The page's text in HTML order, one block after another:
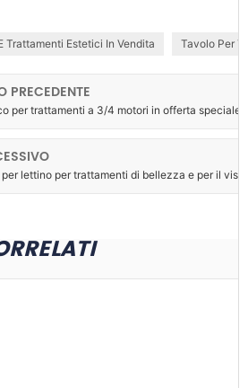
Trattamenti Estetici In Vendita Tavolo Per
PRECEDENTE
per trattamenti a 3/4 motori in offerta speciale
lettino per trattamenti di bellezza e per il